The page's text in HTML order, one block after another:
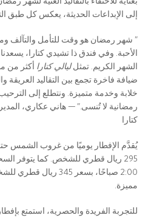
إلى الإبداعات الحديثة، يعكس كل طبق
” شهر رمضان هو وقت للتأمل والتآلف
الأحبة. وفي فندق ذا تشيدي كتارا،
الشهر الكريم. تمثلليالي كتارا أكثر من
ضيافة فاخرة تجمع بين التقاليد العريقة
خلابة وخدمة متميزة. ونتطلع إلى
رمضانية لا تُنسى.” — هاني عكاري،
كتارا
2:00 صباحًا، بسعر 345
مميزة.
للتجربة الفريدة والحصرية، استمتع